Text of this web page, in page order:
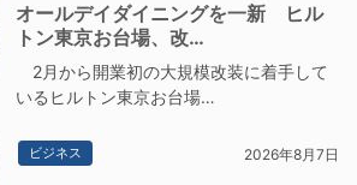
オールデイダイニングを一新 ヒル
トン東京お台場、改…
2月から開業初の大規模改装に着手して
いるヒルトン東京お台場…
ビジネス 2026年8月7日